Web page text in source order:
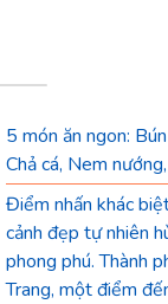
5 món ăn ngon:
Chả cá, Nem
Điểm nhấn khác
cảnh đẹp tự nhiên
phong phú. Thành
Trang, một điểm